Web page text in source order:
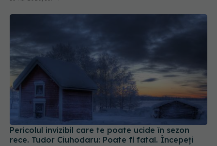
Pericolul invizibil care te poate ucide în sezon
rece. Tudor Ciuhodaru: Poate fi fatal. Începeți